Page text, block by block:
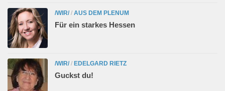
/WIR/ / AUS DEM PLENUM
Für ein starkes Hessen
/WIR/ / EDELGARD RIETZ
Guckst du!